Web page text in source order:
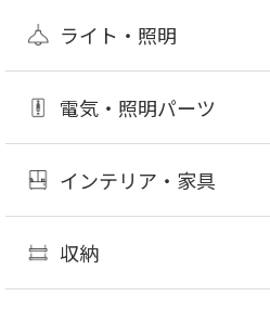
ライト・照明
電気・照明パーツ
インテリア・家具
収納